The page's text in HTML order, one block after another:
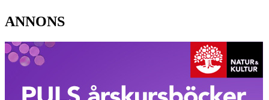
ANNONS